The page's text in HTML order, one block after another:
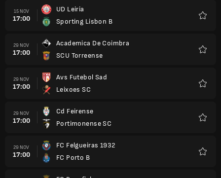
15 NOV
17:00
UD Leiria
Sporting Lisbon B
29 NOV
17:00
Academica De Coimbra
SCU Torreense
29 NOV
17:00
Avs Futebol Sad
Leixoes SC
29 NOV
17:00
Cd Feirense
Portimonense SC
29 NOV
17:00
FC Felgueiras 1932
FC Porto B